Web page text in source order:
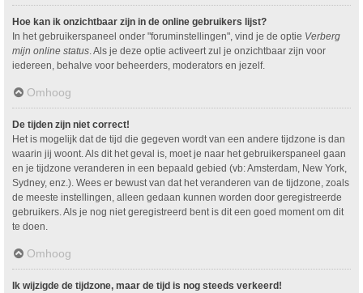
Hoe kan ik onzichtbaar zijn in de online gebruikers lijst?
In het gebruikerspaneel onder "foruminstellingen", vind je de optie Verberg
mijn online status . Als je deze optie activeert zul je onzichtbaar zijn voor
iedereen, behalve voor beheerders, moderators en jezelf.
Omhoog
De tijden zijn niet correct!
Het is mogelijk dat de tijd die gegeven wordt van een andere tijdzone is dan
waarin jij woont. Als dit het geval is, moet je naar het gebruikerspaneel gaan
en je tijdzone veranderen in een bepaald gebied (vb: Amsterdam, New York,
Sydney, enz.). Wees er bewust van dat het veranderen van de tijdzone, zoals
de meeste instellingen, alleen gedaan kunnen worden door geregistreerde
gebruikers. Als je nog niet geregistreerd bent is dit een goed moment om dit
te doen.
Omhoog
Ik wijzigde de tijdzone, maar de tijd is nog steeds verkeerd!